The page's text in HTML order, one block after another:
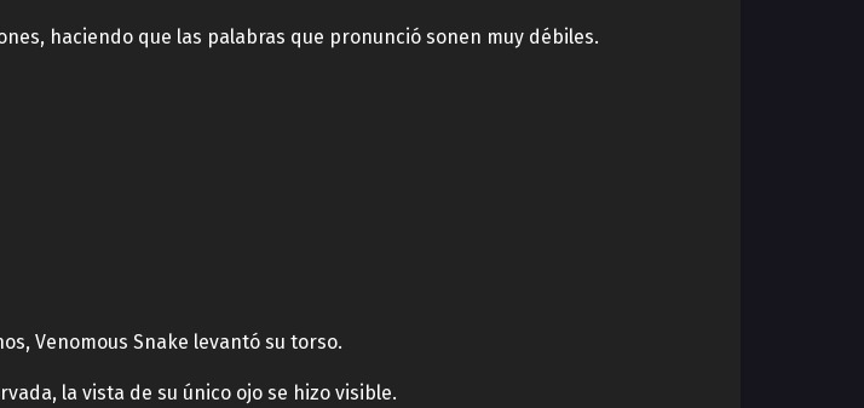
haciendo que las palabras que pronunció sonen muy débiles.
Venomous Snake levantó su torso.
la vista de su único ojo se hizo visible.